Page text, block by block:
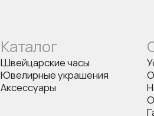
Каталог
Швейцарские часы
Ювелирные украшения
Аксессуары